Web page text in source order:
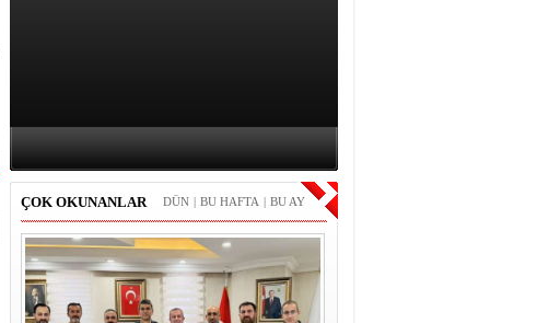
ÇOK OKUNANLAR BU AY
|
BU HAFTA
|
DÜN